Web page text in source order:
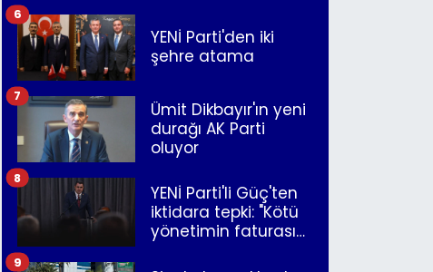
YENİ Parti'den iki
şehre atama
6
Ümit Dikbayır'ın yeni
durağı AK Parti
oluyor
7
YENİ Parti'li Güç'ten
iktidara tepki: "Kötü
yönetimin faturasını
8
9